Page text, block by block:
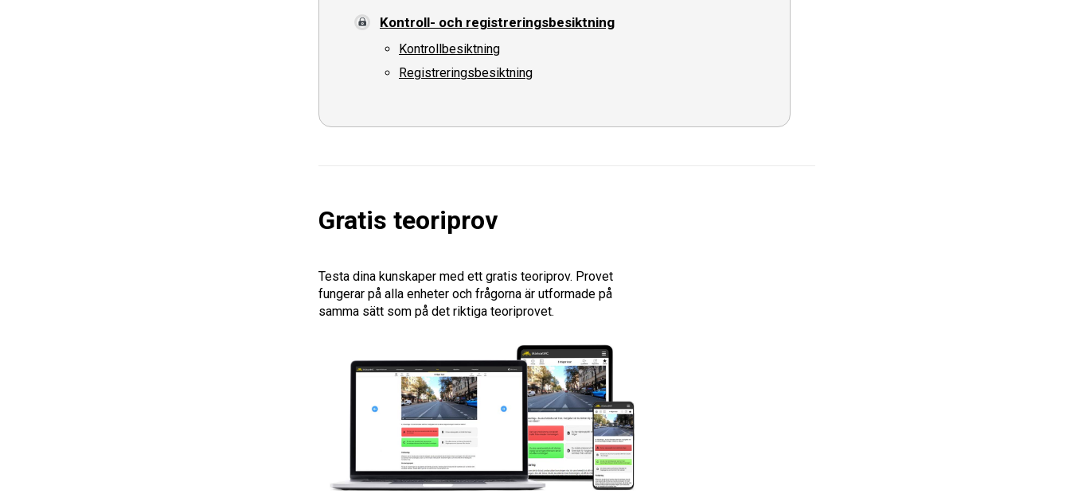
Kontroll- och registreringsbesiktning
Kontrollbesiktning
Registreringsbesiktning
Gratis teoriprov
Testa dina kunskaper med ett gratis teoriprov. Provet
fungerar på alla enheter och frågorna är utformade på
samma sätt som på det riktiga teoriprovet.